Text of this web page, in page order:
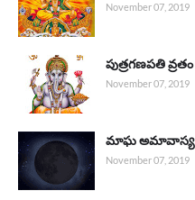
November 07, 2019
పుత్రగణపతి వ్రతం
November 07, 2019
మాఘ అమావాస్య
November 07, 2019